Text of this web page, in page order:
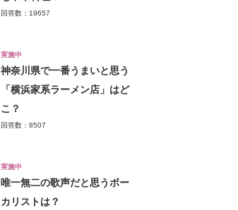
回答数：19657
実施中
神奈川県で一番うまいと思う
「横浜家系ラーメン店」はど
こ？
回答数：8507
実施中
唯一無二の歌声だと思うボー
カリストは？